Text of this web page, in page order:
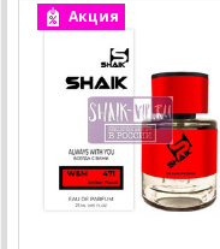
Акция